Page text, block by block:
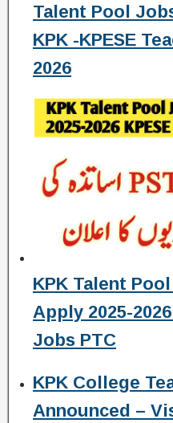
Talent Pool
KPK -KPESE
2026
KPK Talent
Apply 2025-
Jobs PTC
KPK College
Announced –